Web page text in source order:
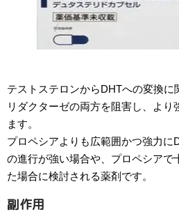
テストステロンからDHTへの変換
リダクターゼの両方を阻害し、より
ます。
プロペシアよりも広範囲かつ強力に
の進行が強い場合や、プロペシアで
た場合に検討される薬剤です。
副作用